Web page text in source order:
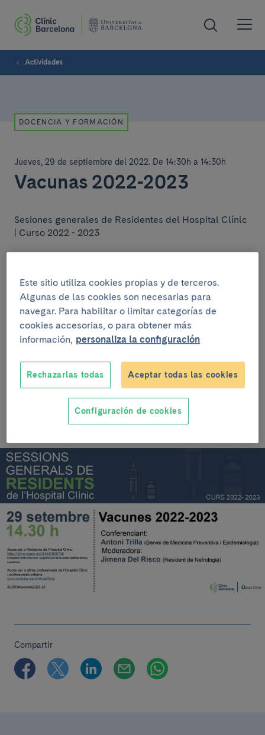
Actividades
DOCENCIA Y FORMACIÓN
Jueves, 29 de septiembre del 2022. De 14:30h a 14:30h
Vacunas 2022-2023
Sesiones generales de Residentes del Hospital Clínic
| Curso 2022 - 2023
- Acceso para Residentes del Hospital Clínic
https://clinic.zoom.us/j/84442650746
www.youtube.com/c/AulaClinic
Compartir
Este sitio utiliza cookies propias y de terceros.
Algunas de las cookies son necesarias para
navegar. Para habilitar o limitar categorías de
cookies accesorias, o para obtener más
información, personaliza la configuración
Rechazarlas todas Aceptar todas las cookies
Configuración de cookies